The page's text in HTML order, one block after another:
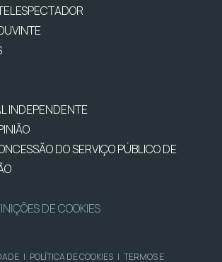
INDEPENDENTE
DO SERVIÇO PÚBLICO DE
DE COOKIES
| POLÍTICA DE COOKIES | TERMOS E